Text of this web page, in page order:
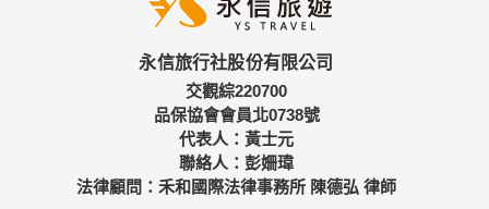
永信旅行社股份有限公司
交觀綜220700
品保協會會員北0738號
代表人：黃士元
聯絡人：彭姍瑋
法律顧問：禾和國際法律事務所 陳德弘 律師